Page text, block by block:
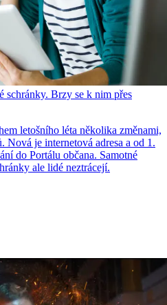
Brzy se k nim přes
letošního léta několika změnami,
je internetová adresa a od 1.
do Portálu občana. Samotné
ale lidé neztrácejí.